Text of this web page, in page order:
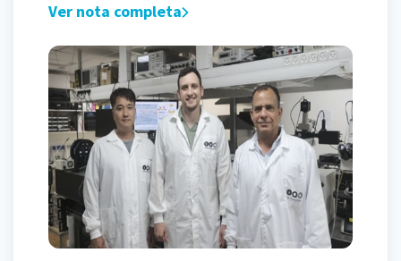
Ver nota completa